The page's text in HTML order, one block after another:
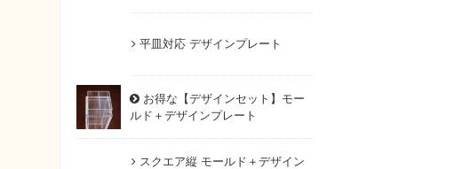
平皿対応 デザインプレート
お得な【デザインセット】モー
ルド＋デザインプレート
スクエア縦 モールド＋デザイン